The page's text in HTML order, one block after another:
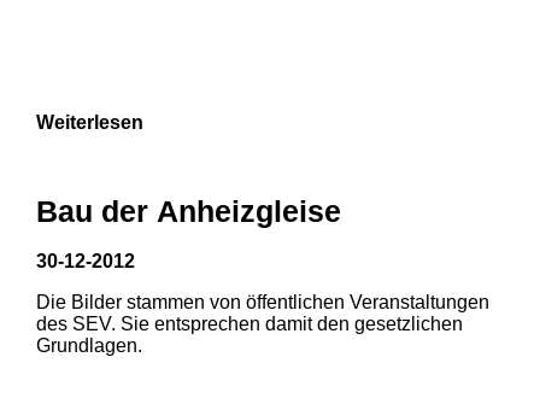
1 2 3
Weiterlesen
Bau der Anheizgleise
30-12-2012
Die Bilder stammen von öffentlichen Veranstaltungen
des SEV. Sie entsprechen damit den gesetzlichen
Grundlagen.